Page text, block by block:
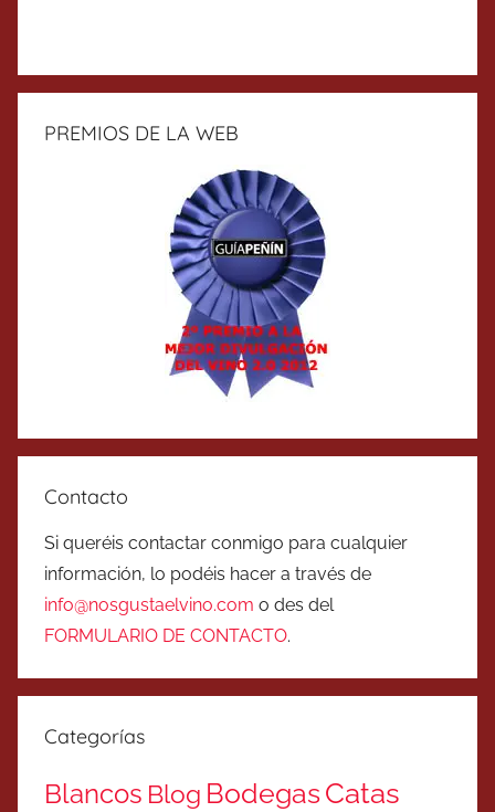
PREMIOS DE LA WEB
Contacto
Si queréis contactar conmigo para cualquier
información, lo podéis hacer a través de
info@nosgustaelvino.com o des del
FORMULARIO DE CONTACTO.
Categorías
Blancos Blog BodegasCatas